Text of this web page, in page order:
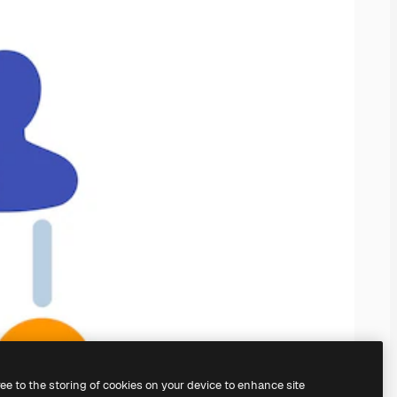
to the storing of cookies on your device to enhance site